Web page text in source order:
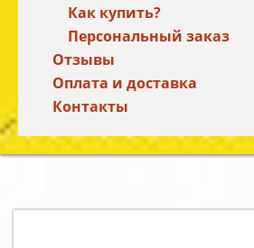
Как купить?
Персональный заказ
Отзывы
Оплата и доставка
Контакты